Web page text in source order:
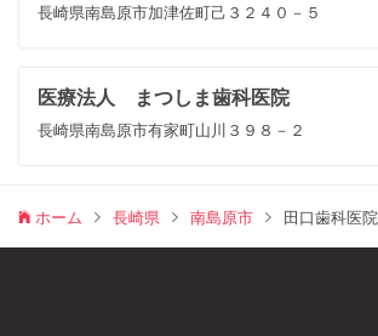
長崎県南島原市加津佐町己３２４０－５
医療法人 まつしま歯科医院
長崎県南島原市有家町山川３９８－２
ホーム 長崎県 南島原市 田口歯科医院